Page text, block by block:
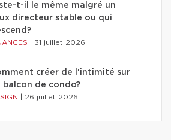
t-il le même malgré un
directeur stable ou qui
31 juillet 2026
créer de l'intimité sur
balcon de condo?
26 juillet 2026